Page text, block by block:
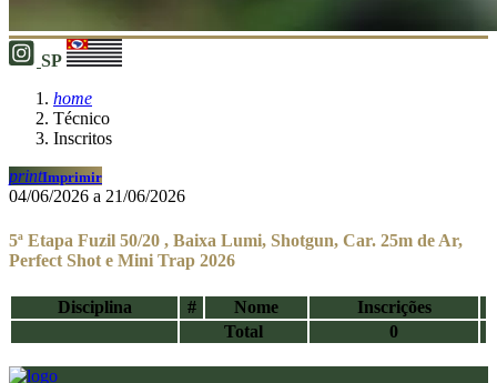
SP
home
Técnico
Inscritos
printImprimir
04/06/2026 a 21/06/2026
5ª Etapa Fuzil 50/20 , Baixa Lumi, Shotgun, Car. 25m de Ar,
Perfect Shot e Mini Trap 2026
Disciplina # Nome
Inscrições
Total
0